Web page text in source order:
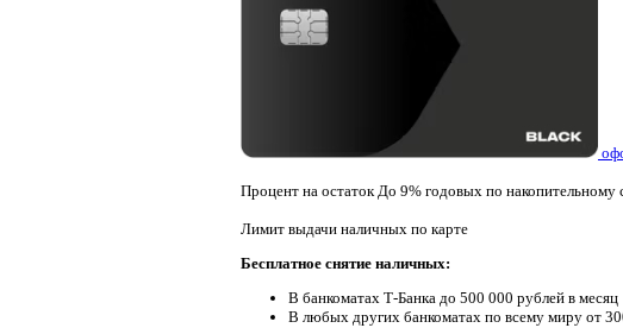
Процент на остаток До 9% годовых по накопительному
Лимит выдачи наличных по карте
Бесплатное снятие наличных:
В банкоматах Т-Банка до 500 000 рублей в месяц
В любых других банкоматах по всему миру от